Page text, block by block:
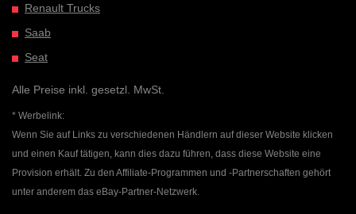
Renault Trucks
Saab
Seat
Alle Preise inkl. gesetzl. MwSt.
* Werbelink:
Wenn Sie auf Links zu verschiedenen Händlern auf dieser Website klicken
und einen Kauf tätigen, kann dies dazu führen, dass diese Website eine
Provision erhält. Zu den Affiliate-Programmen und -Partnerschaften gehört
unter anderem das eBay-Partner-Netzwerk.